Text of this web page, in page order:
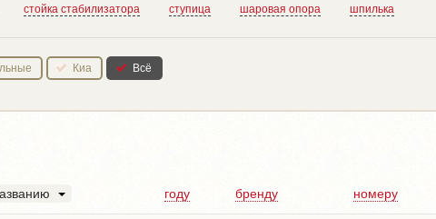
стойка стабилизатора ступица шаровая опора шпилька
Киа Всё
году бренду номеру